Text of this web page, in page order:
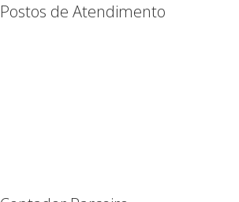
Postos de Atendimento